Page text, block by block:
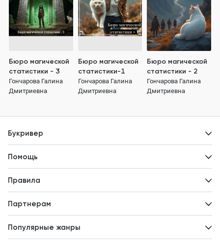
Бюро магической
статистики - 3
Гончарова Галина
Дмитриевна
Бюро магической
статистики-1
Гончарова Галина
Дмитриевна
Бюро магической
статистики - 2
Гончарова Галина
Дмитриевна
Букривер
Новости
Помощь
Правила
Партнерам
Популярные жанры